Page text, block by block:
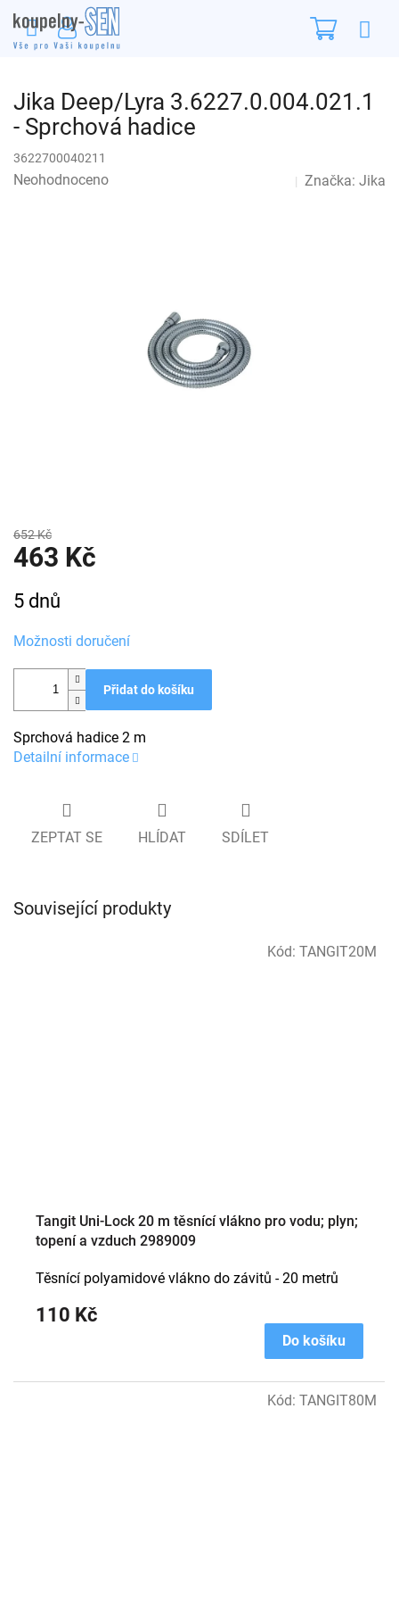
na
obsah
Jika Deep/Lyra 3.6227.0.004.021.1
- Sprchová hadice
3622700040211
Průměrné
Neohodnoceno Značka: Jika
652 Kč
463 Kč
Měrná
cena:
5 dnů
Možnosti doručení
Přidat do košíku
Sprchová hadice 2 m
Detailní informace
ZEPTAT SE HLÍDAT SDÍLET
Související produkty
Tangit Uni-Lock 20 m těsnící vlákno pro vodu; plyn;
topení a vzduch 2989009
110 Kč
Do košíku
Těsnící polyamidové vlákno do závitů - 20 metrů
Kód: TANGIT20M
Kód: TANGIT80M